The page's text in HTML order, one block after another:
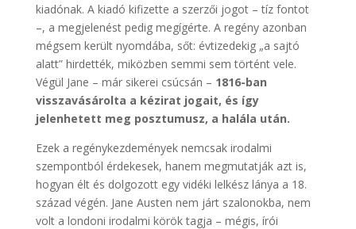
kiadónak. A kiadó kifizette a szerzői jogot – tíz fontot
–, a megjelenést pedig megígérte. A regény azonban
mégsem került nyomdába, sőt: évtizedekig „a sajtó
alatt” hirdették, miközben semmi sem történt vele.
Végül Jane – már sikerei csúcsán – 1816-ban
visszavásárolta a kézirat jogait, és így
jelenhetett meg posztumusz, a halála után.
Ezek a regénykezdemények nemcsak irodalmi
szempontból érdekesek, hanem megmutatják azt is,
hogyan élt és dolgozott egy vidéki lelkész lánya a 18.
század végén. Jane Austen nem járt szalonokba, nem
volt a londoni irodalmi körök tagja – mégis, írói